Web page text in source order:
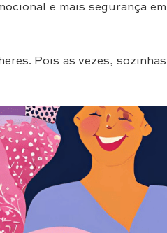
e mais segurança em
Pois as vezes, sozinhas